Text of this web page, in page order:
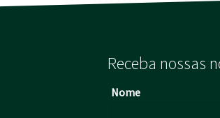
Receba nossas
Nome